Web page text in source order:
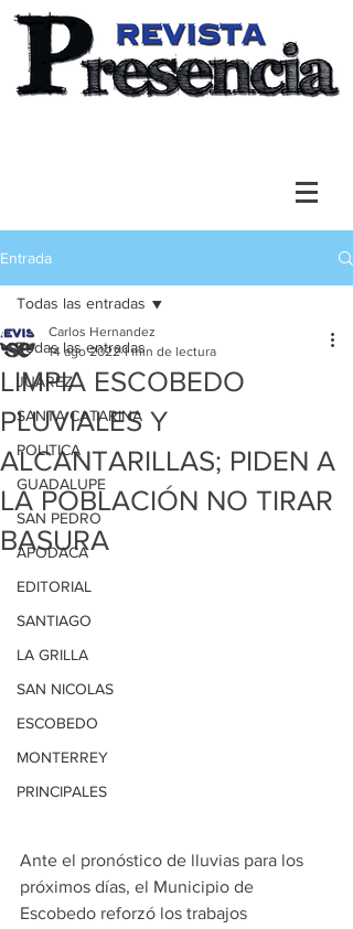
Entrada
Todas las entradas
JUAREZ
SANTA CATARINA
POLITICA
GUADALUPE
SAN PEDRO
APODACA
EDITORIAL
SANTIAGO
LA GRILLA
SAN NICOLAS
ESCOBEDO
MONTERREY
PRINCIPALES
Todas las entradas
LIMPIA ESCOBEDO
PLUVIALES Y
ALCANTARILLAS; PIDEN A
LA POBLACIÓN NO TIRAR
BASURA
Carlos Hernandez
14 ago 2022 1 min de lectura
Ante el pronóstico de lluvias para los
próximos días, el Municipio de
Escobedo reforzó los trabajos